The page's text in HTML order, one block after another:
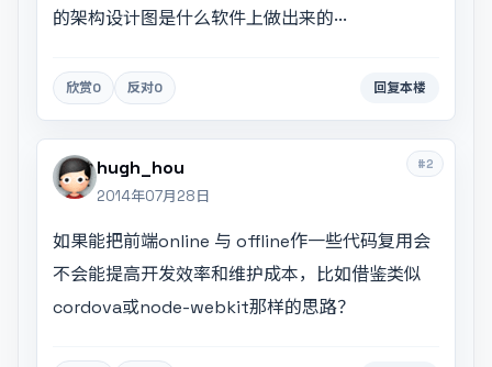
的架构设计图是什么软件上做出来的···
欣赏0 反对0 回复本楼
#2
hugh_hou
2014年07月28日
如果能把前端online 与 offline作一些代码复用会
不会能提高开发效率和维护成本，比如借鉴类似
cordova或node-webkit那样的思路？